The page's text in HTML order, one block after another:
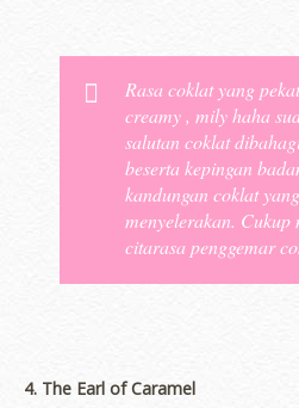
Rasa coklat yang
creamy , mily haha
salutan coklat
beserta kepingan
kandungan coklat
menyelerakan. Cukup
citarasa penggemar
4. The Earl of Caramel